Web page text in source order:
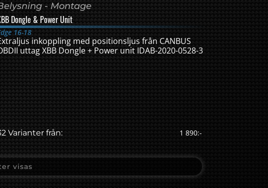
- Montage
Dongle & Power Unit
16-18
inkoppling med positionsljus från CANBUS
uttag XBB Dongle + Power unit IDAB-2020-0528-3
Varianter från: 1 890:-
visas